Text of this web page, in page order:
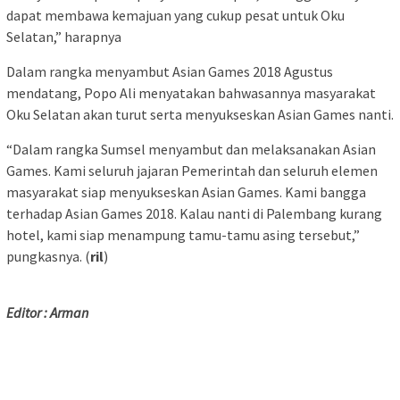
dapat membawa kemajuan yang cukup pesat untuk Oku
Selatan,” harapnya
Dalam rangka menyambut Asian Games 2018 Agustus
mendatang, Popo Ali menyatakan bahwasannya masyarakat
Oku Selatan akan turut serta menyukseskan Asian Games nanti.
“Dalam rangka Sumsel menyambut dan melaksanakan Asian
Games. Kami seluruh jajaran Pemerintah dan seluruh elemen
masyarakat siap menyukseskan Asian Games. Kami bangga
terhadap Asian Games 2018. Kalau nanti di Palembang kurang
hotel, kami siap menampung tamu-tamu asing tersebut,”
pungkasnya. (ril)
Editor : Arman